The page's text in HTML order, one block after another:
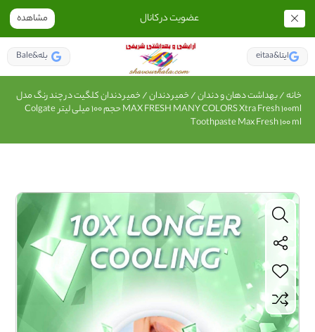
عضویت در کانال مشاهده
eitaa&ایتا Bale&بله
خانه/بهداشت دهان و دندان/خمیر دندان/ خمیر دندان کلگیت در چند رنگ مدل
MAX FRESH MANY COLORS Xtra Fresh 100ml حجم 100 میلی لیتر Colgate
Toothpaste Max Fresh 100 ml